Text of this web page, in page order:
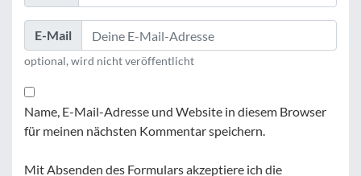
E-Mail
optional, wird nicht veröffentlicht
Name, E-Mail-Adresse und Website in diesem Browser
für meinen nächsten Kommentar speichern.
Mit Absenden des Formulars akzeptiere ich die